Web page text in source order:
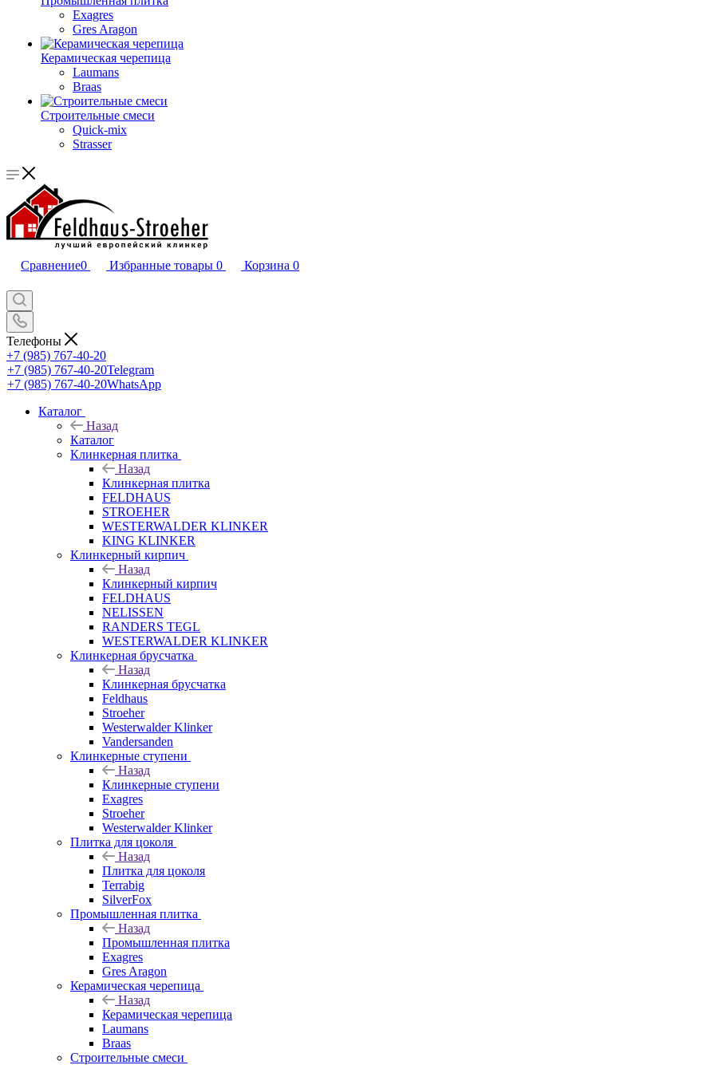
Exagres
Gres Aragon
Керамическая черепица
Laumans
Braas
Строительные смеси
Quick-mix
Strasser
Сравнение0 Избранные товары 0 Корзина 0
Телефоны
+7 (985) 767-40-20
+7 (985) 767-40-20Telegram
+7 (985) 767-40-20WhatsApp
Каталог
Назад
Каталог
Клинкерная плитка
Назад
Клинкерная плитка
FELDHAUS
STROEHER
WESTERWALDER KLINKER
KING KLINKER
Клинкерный кирпич
Назад
Клинкерный кирпич
FELDHAUS
NELISSEN
RANDERS TEGL
WESTERWALDER KLINKER
Клинкерная брусчатка
Назад
Клинкерная брусчатка
Feldhaus
Stroeher
Westerwalder Klinker
Vandersanden
Клинкерные ступени
Назад
Клинкерные ступени
Exagres
Stroeher
Westerwalder Klinker
Плитка для цоколя
Назад
Плитка для цоколя
Terrabig
SilverFox
Промышленная плитка
Назад
Промышленная плитка
Exagres
Gres Aragon
Керамическая черепица
Назад
Керамическая черепица
Laumans
Braas
Строительные смеси